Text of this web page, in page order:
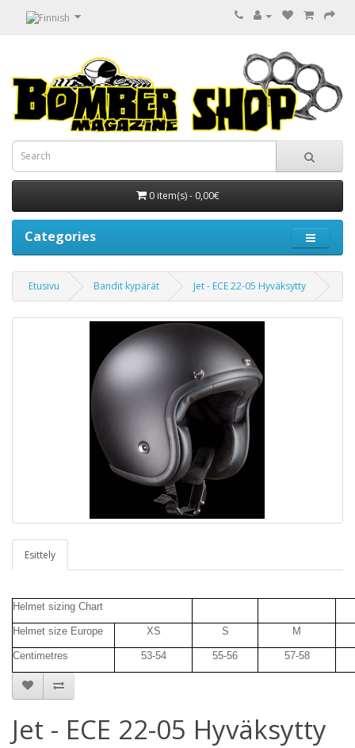
0 item(s) - 0,00€
Categories
Etusivu Bandit kypärät Jet - ECE 22-05 Hyväksytty
Esittely
Helmet sizing Chart
Helmet size Europe XS S M
Centimetres 53-54 55-56 57-58
Jet - ECE 22-05 Hyväksytty